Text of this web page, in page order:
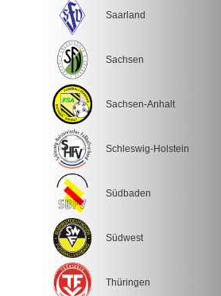
Saarland
Sachsen
Sachsen-Anhalt
Schleswig-Holstein
Südbaden
Südwest
Thüringen